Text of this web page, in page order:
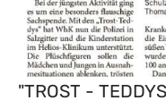
"TROST -